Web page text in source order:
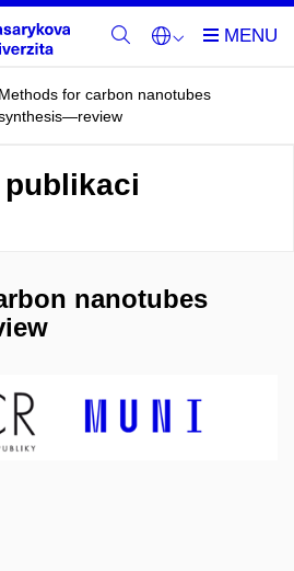
Methods for carbon nanotubes
nanotubes